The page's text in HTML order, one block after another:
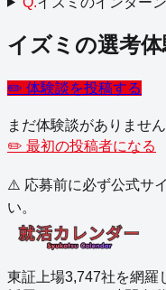
イズミ の選考
✏️ 体験談を投稿する
まだ体験談がありません
✏️ 最初の投稿者になる
⚠️ 応募前に必ず公式サ
い。
東証上場3,747社を網羅